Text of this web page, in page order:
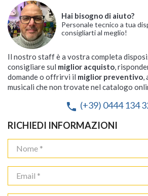
Hai bisogno di aiuto?
Personale tecnico a tua
consigliarti al meglio!
Il nostro staff è a vostra completa
consigliare sul miglior acquisto,
domande o offrirvi il miglior preventivo,
musicali che non trovate nel catalogo
phone (+39) 0444 134
RICHIEDI INFORMAZIONI